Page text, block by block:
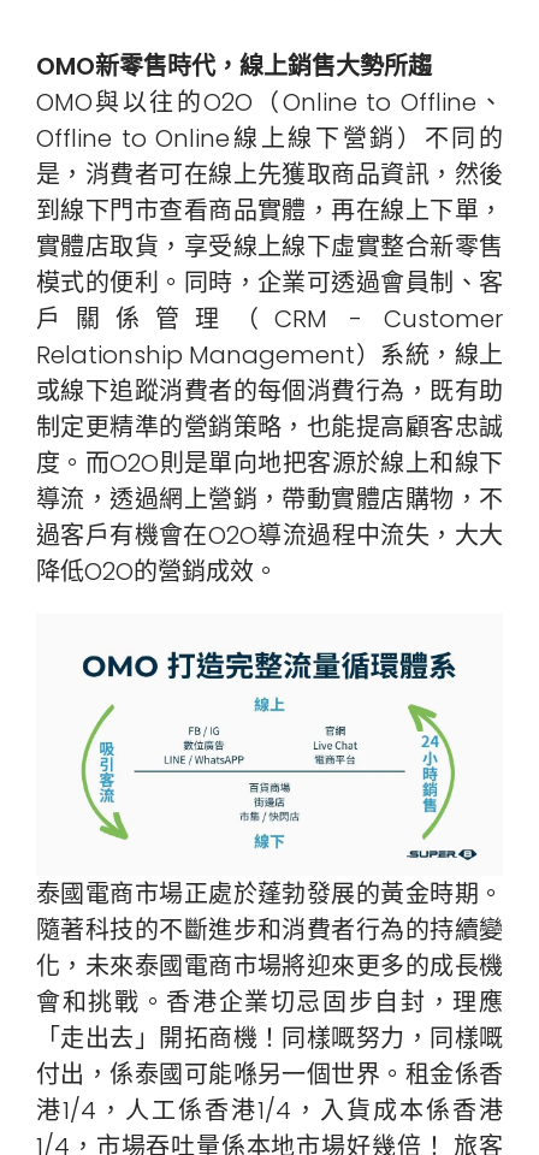
OMO新零售時代，線上銷售大勢所趨
OMO與以往的O2O（Online to Offline、
Offline to Online線上線下營銷）不同的
是，消費者可在線上先獲取商品資訊，然後
到線下門市查看商品實體，再在線上下單，
實體店取貨，享受線上線下虛實整合新零售
模式的便利。同時，企業可透過會員制、客
戶關係管理（CRM - Customer
Relationship Management）系統，線上
或線下追蹤消費者的每個消費行為，既有助
制定更精準的營銷策略，也能提高顧客忠誠
度。而O2O則是單向地把客源於線上和線下
導流，透過網上營銷，帶動實體店購物，不
過客戶有機會在O2O導流過程中流失，大大
降低O2O的營銷成效。
泰國電商市場正處於蓬勃發展的黃金時期。
隨著科技的不斷進步和消費者行為的持續變
化，未來泰國電商市場將迎來更多的成長機
會和挑戰。香港企業切忌固步自封，理應
「走出去」開拓商機！同樣嘅努力，同樣嘅
付出，係泰國可能喺另一個世界。租金係香
港1/4，人工係香港1/4，入貨成本係香港
1/4，市場吞吐量係本地市場好幾倍！ 旅客